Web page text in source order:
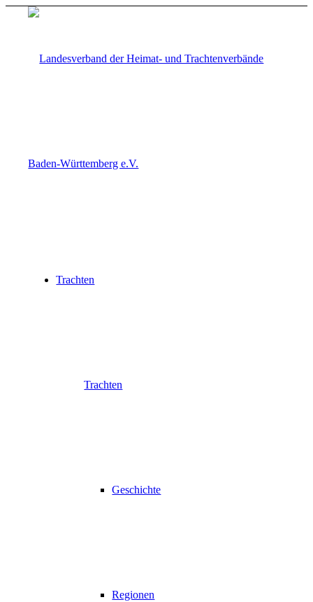
Trachten
Trachten
Geschichte
Regionen